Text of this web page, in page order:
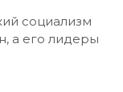
социализм
а его лидеры